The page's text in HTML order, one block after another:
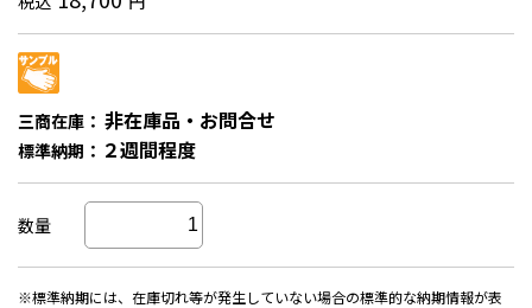
三商在庫： 非在庫品・お問合せ
標準納期： ２週間程度
数量
※標準納期には、在庫切れ等が発生していない場合の標準的な納期情報が表